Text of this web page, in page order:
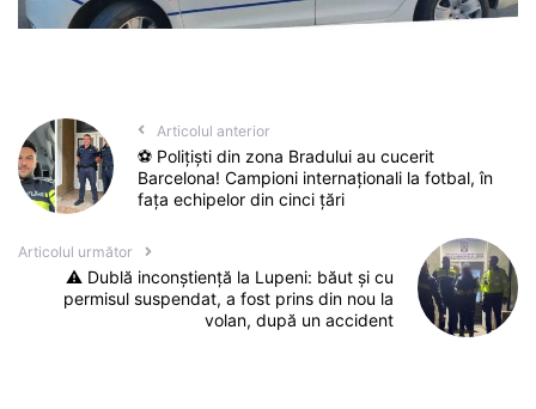
Articolul anterior
⚽️ Polițiști din zona Bradului au cucerit
Barcelona! Campioni internaționali la fotbal, în
fața echipelor din cinci țări
Articolul următor
⚠️ Dublă inconștiență la Lupeni: băut și cu
permisul suspendat, a fost prins din nou la
volan, după un accident